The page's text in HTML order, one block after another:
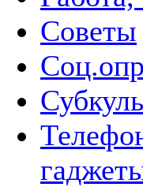
Советы